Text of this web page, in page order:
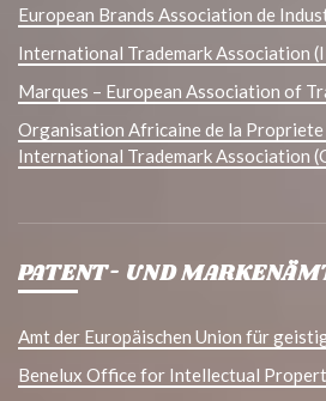
European Brands Association de
International Trademark Association
Marques – European Association of
Organisation Africaine de la
International Trademark Association
PATENT- UND
Amt der Europäischen Union für
Benelux Office for Intellectual